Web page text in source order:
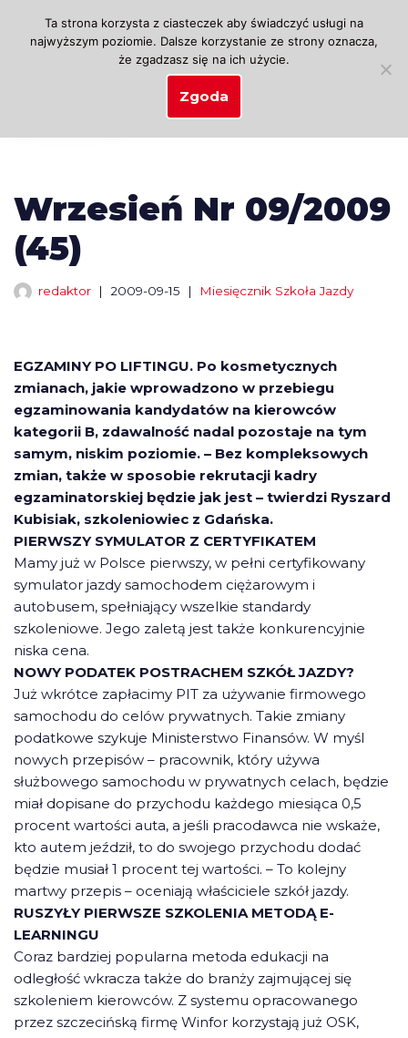
Przejdź
Wrzesień Nr 09/2009
(45)
redaktor 2009-09-15 Miesięcznik Szkoła Jazdy
EGZAMINY PO LIFTINGU. Po kosmetycznych
zmianach, jakie wprowadzono w przebiegu
egzaminowania kandydatów na kierowców
kategorii B, zdawalność nadal pozostaje na tym
samym, niskim poziomie. – Bez kompleksowych
zmian, także w sposobie rekrutacji kadry
egzaminatorskiej będzie jak jest – twierdzi Ryszard
Kubisiak, szkoleniowiec z Gdańska.
PIERWSZY SYMULATOR Z CERTYFIKATEM
Mamy już w Polsce pierwszy, w pełni certyfikowany
symulator jazdy samochodem ciężarowym i
autobusem, spełniający wszelkie standardy
szkoleniowe. Jego zaletą jest także konkurencyjnie
niska cena.
NOWY PODATEK POSTRACHEM SZKÓŁ JAZDY?
Już wkrótce zapłacimy PIT za używanie firmowego
samochodu do celów prywatnych. Takie zmiany
podatkowe szykuje Ministerstwo Finansów. W myśl
nowych przepisów – pracownik, który używa
służbowego samochodu w prywatnych celach, będzie
miał dopisane do przychodu każdego miesiąca 0,5
procent wartości auta, a jeśli pracodawca nie wskaże,
kto autem jeździł, to do swojego przychodu dodać
będzie musiał 1 procent tej wartości. – To kolejny
martwy przepis – oceniają właściciele szkół jazdy.
RUSZYŁY PIERWSZE SZKOLENIA METODĄ E-
LEARNINGU
Coraz bardziej popularna metoda edukacji na
odległość wkracza także do branży zajmującej się
szkoleniem kierowców. Z systemu opracowanego
przez szczecińską firmę Winfor korzystają już OSK,
Ta strona korzysta z ciasteczek aby świadczyć usługi na
najwyższym poziomie. Dalsze korzystanie ze strony oznacza,
że zgadzasz się na ich użycie.
Zgoda